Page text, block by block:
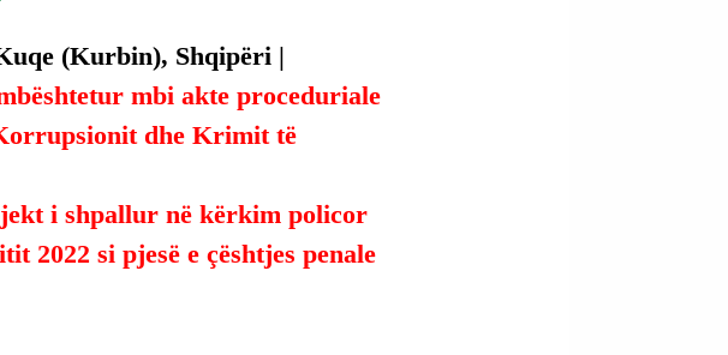
(Kurbin), Shqipëri |
mbi akte proceduriale
dhe Krimit të
i shpallur në kërkim policor
2022 si pjesë e çështjes penale